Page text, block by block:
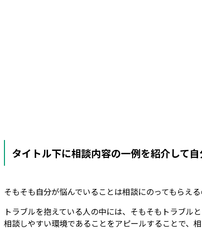
タイトル下に相談内容の一例を紹介して
そもそも自分が悩んでいることは相談にのってもらえ
トラブルを抱えている人の中には、そもそもトラブル
相談しやすい環境であることをアピールすることで、